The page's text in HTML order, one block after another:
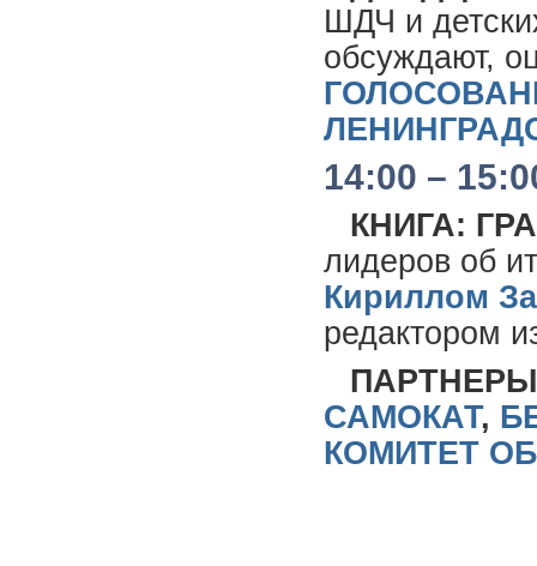
ШДЧ и
обсуждают,
14:00 –
КНИГА:
лидеров об
Кириллом
редактором
САМОКАТ,
КОМИТЕТ